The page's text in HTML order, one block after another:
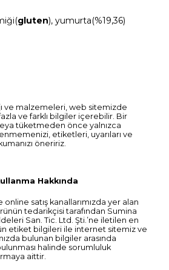
gluten), yumurta(%19,36)
ve malzemeleri, web sitemizde
ve farklı bilgiler içerebilir. Bir
tüketmeden önce yalnızca
etiketleri, uyarıları ve
öneririz.
Hakkında
satış kanallarımızda yer alan
tedarikçisi tarafından Sumina
San. Tic. Ltd. Şti.’ne iletilen en
etiket bilgileri ile internet sitemiz ve
bulunan bilgiler arasında
halinde sorumluluk
aittir.